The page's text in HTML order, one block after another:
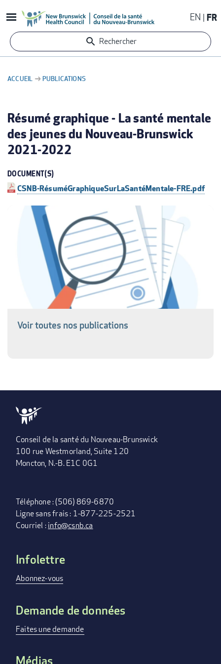
au
contenu
principal
EN FR
Rechercher
D'ARIANE
ACCUEIL PUBLICATIONS
Résumé graphique - La santé mentale
des jeunes du Nouveau-Brunswick
2021-2022
DOCUMENT(S)
CSNB-RésuméGraphiqueSurLaSantéMentale-FRE.pdf
Voir toutes nos publications
Conseil de la santé du Nouveau-Brunswick
100 rue Westmorland, Suite 120
Moncton, N.-B. E1C 0G1
Téléphone : (506) 869-6870
Ligne sans frais : 1-877-225-2521
Courriel :info@csnb.ca
FOOTER
MENU
Infolettre
Abonnez-vous
Demande de données
Faites une demande